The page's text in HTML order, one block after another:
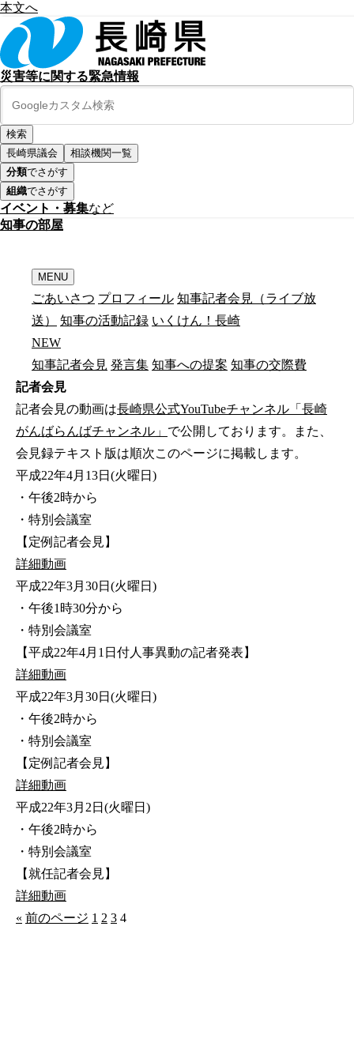
本文へ
災害等に関する緊急情報
長崎県議会
相談機関一覧
分類でさがす
組織でさがす
イベント・募集など
知事の部屋
MENU
ごあいさつ プロフィール 知事記者会見（ライブ放
送）
知事の活動記録 いくけん！長崎
NEW
知事記者会見 発言集 知事への提案 知事の交際費
記者会見
記者会見の動画は長崎県公式YouTubeチャンネル「長崎
がんばらんばチャンネル」 で公開しております。また、
会見録テキスト版は順次このページに掲載します。
平成22年4月13日(火曜日)
・午後2時から
・特別会議室
【定例記者会見】
詳細動画
平成22年3月30日(火曜日)
・午後1時30分から
・特別会議室
【平成22年4月1日付人事異動の記者発表】
詳細動画
平成22年3月30日(火曜日)
・午後2時から
・特別会議室
【定例記者会見】
詳細動画
平成22年3月2日(火曜日)
・午後2時から
・特別会議室
【就任記者会見】
詳細動画
« 前のページ 1 2 3 4